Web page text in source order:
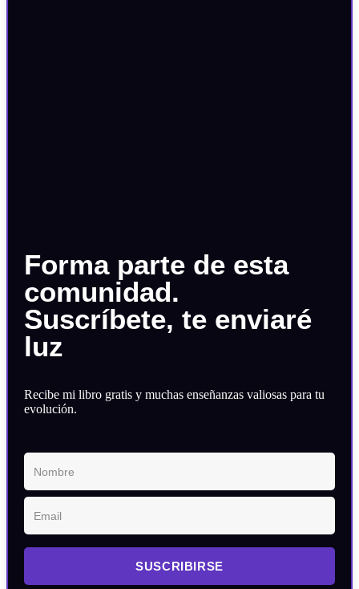
Forma parte de esta
comunidad.
Suscríbete, te enviaré
luz
Recibe mi libro gratis y muchas enseñanzas valiosas para tu
evolución.
SUSCRIBIRSE